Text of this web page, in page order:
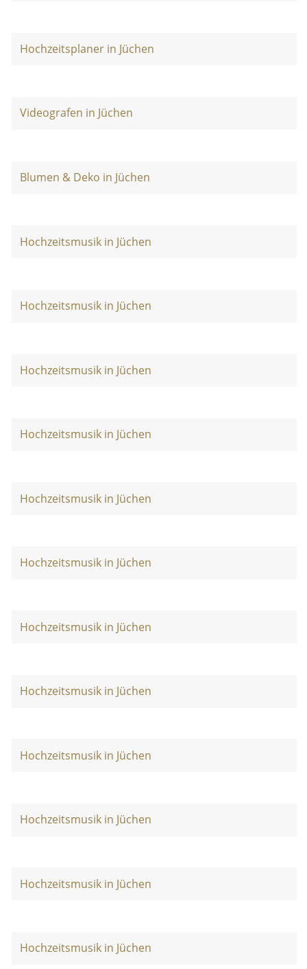
Hochzeitsplaner in Jüchen
Videografen in Jüchen
Blumen & Deko in Jüchen
Hochzeitsmusik in Jüchen
Hochzeitsmusik in Jüchen
Hochzeitsmusik in Jüchen
Hochzeitsmusik in Jüchen
Hochzeitsmusik in Jüchen
Hochzeitsmusik in Jüchen
Hochzeitsmusik in Jüchen
Hochzeitsmusik in Jüchen
Hochzeitsmusik in Jüchen
Hochzeitsmusik in Jüchen
Hochzeitsmusik in Jüchen
Hochzeitsmusik in Jüchen